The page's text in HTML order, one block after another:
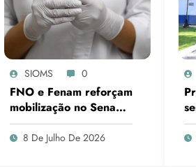
SIOMS 0
FNO e Fenam reforçam
mobilização no Senado
pela aprovação do piso
de cirurgiões-dentistas
8 De Julho De 2026